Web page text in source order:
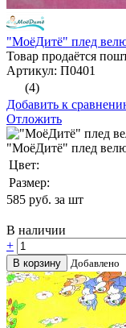
"МоёДитё" плед
Товар продаётся
Артикул: П0401
(4)
Добавить к
Отложить
"МоёДитё" плед
Цвет:
Размер:
585 руб. за шт
В наличии
+
В корзину Добавлено